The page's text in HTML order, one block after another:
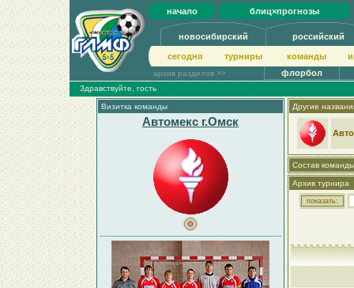
начало блиц×прогнозы
новосибирский российский
сегодня турниры команды
архив разделов >> флорбол
Здравствуйте, гость
Визитка команды
Автомекс г.Омск
Другие
Состав команды
Архив турнира